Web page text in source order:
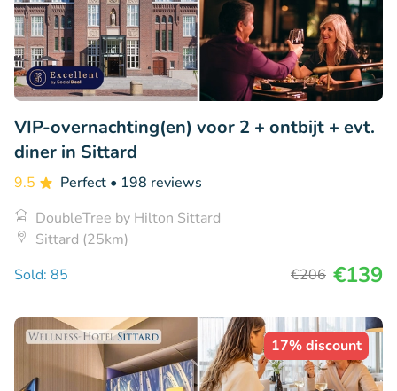
VIP-overnachting(en) voor 2 + ontbijt + evt.
diner in Sittard
9.5 Perfect • 198 reviews
DoubleTree by Hilton Sittard
Sittard (25km)
Sold: 85
€206 €139
17% discount